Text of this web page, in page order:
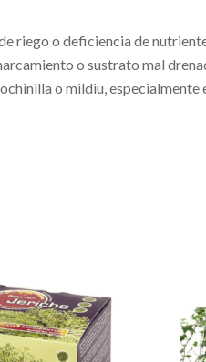
riego o deficiencia de
o sustrato mal
o mildiu, especialmente